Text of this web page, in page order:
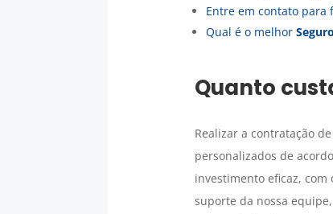
Entre em contato para
Qual é o melhor
Quanto
Realizar a contratação
personalizados de
investimento eficaz,
suporte da nossa